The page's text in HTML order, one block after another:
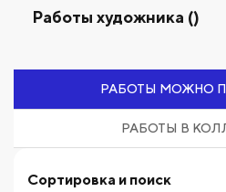
Работы художника ()
РАБОТЫ МОЖНО
РАБОТЫ В
Сортировка и поиск